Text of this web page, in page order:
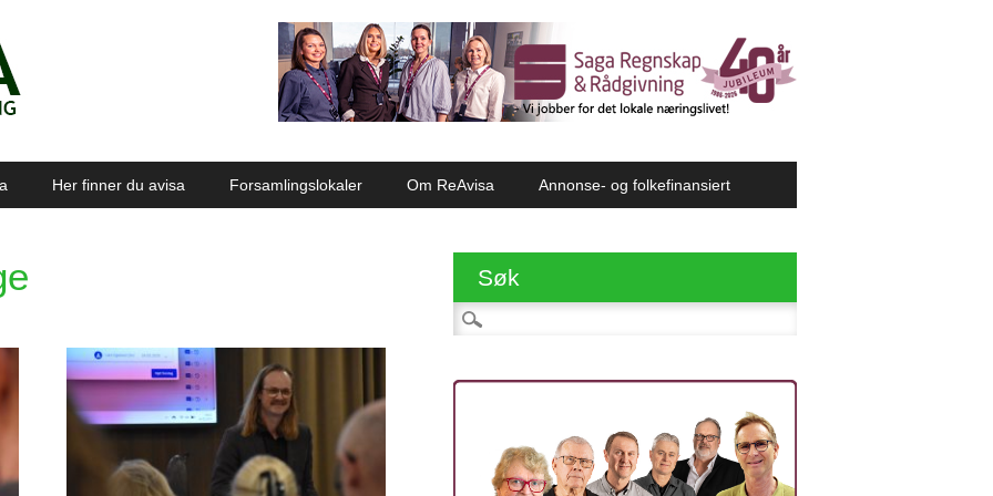
Her finner du avisa Forsamlingslokaler Om ReAvisa Annonse- og folkefinansiert
Søk
Søk etter: